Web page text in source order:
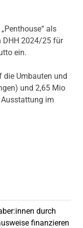
als
DHH 2024/25 für
ein.
die Umbauten und
und 2,65 Mio
im
durch
finanzieren